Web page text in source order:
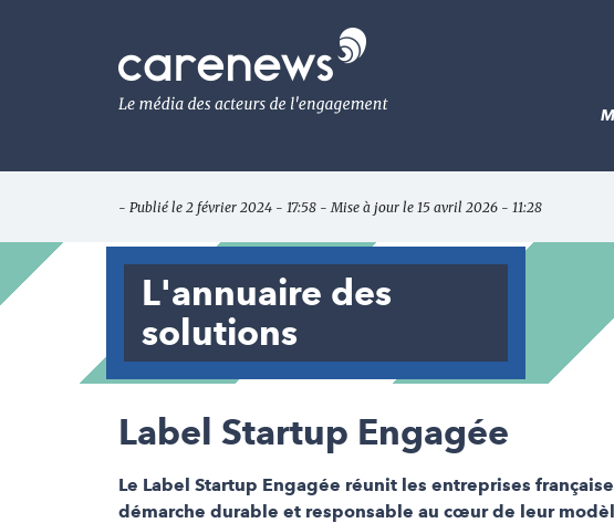
Le
média
de
l'engagement
- Publié le 2 février 2024 - 17:58 - Mise à jour le 15 avril 2026 - 11:28
L'annuaire des
solutions
Label Startup Engagée
Le Label Startup Engagée réunit les entreprises
démarche durable et responsable au cœur de leur